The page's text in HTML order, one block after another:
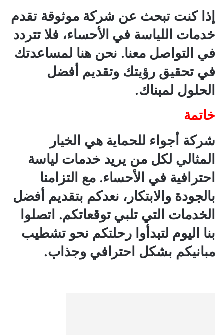
إذا كنت تبحث عن شركة موثوقة تقدم
خدمات اللياسة في الأحساء، فلا تتردد
في التواصل معنا. نحن هنا لمساعدتك
في تحقيق رؤيتك وتقديم أفضل
الحلول لمبناك.
خاتمة
شركة أجواء للحماية هي الخيار
المثالي لكل من يريد خدمات لياسة
احترافية في الأحساء. مع التزامنا
بالجودة والابتكار، نعدكم بتقديم أفضل
الخدمات التي تلبي توقعاتكم. اتصلوا
بنا اليوم لتبدأوا رحلتكم نحو تشطيب
مبانيكم بشكل احترافي وجذاب.